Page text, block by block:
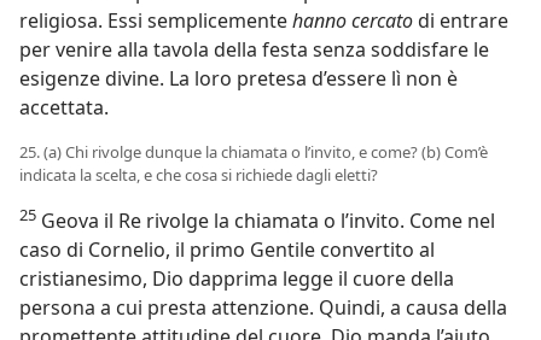
religiosa. Essi semplicementehanno cercatodi entrare
per venire alla tavola della festa senza soddisfare le
esigenze divine. La loro pretesa d’essere lì non è
accettata.
25. (a) Chi rivolge dunque la chiamata o l’invito, e come? (b) Com’è
indicata la scelta, e che cosa si richiede dagli eletti?
25 Geova il Re rivolge la chiamata o l’invito. Come nel
caso di Cornelio, il primo Gentile convertito al
cristianesimo, Dio dapprima legge il cuore della
persona a cui presta attenzione. Quindi, a causa della